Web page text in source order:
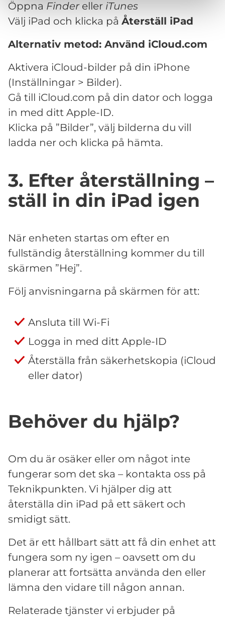
Öppna Findereller iTunes
Välj iPad och klicka på Återställ iPad
Alternativ metod: Använd iCloud.com
Aktivera iCloud-bilder på din iPhone
(Inställningar > Bilder).
Gå till iCloud.com på din dator och logga
in med ditt Apple-ID.
Klicka på ”Bilder”, välj bilderna du vill
ladda ner och klicka på hämta.
3. Efter återställning –
ställ in din iPad igen
När enheten startas om efter en
fullständig återställning kommer du till
skärmen ”Hej”.
Följ anvisningarna på skärmen för att:
Ansluta till Wi-Fi
Logga in med ditt Apple-ID
Återställa från säkerhetskopia (iCloud
eller dator)
Behöver du hjälp?
Om du är osäker eller om något inte
fungerar som det ska – kontakta oss på
Teknikpunkten. Vi hjälper dig att
återställa din iPad på ett säkert och
smidigt sätt.
Det är ett hållbart sätt att få din enhet att
fungera som ny igen – oavsett om du
planerar att fortsätta använda den eller
lämna den vidare till någon annan.
Relaterade tjänster vi erbjuder på